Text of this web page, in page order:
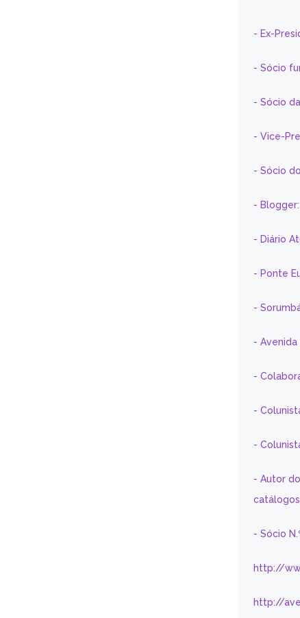
- Ex-
- Sócio
- Sócio
- Vice-
- Sócio
- Blogger:
- Diário
- Ponte
-
-
-
-
-
- Autor
- Sócio
http://
http://